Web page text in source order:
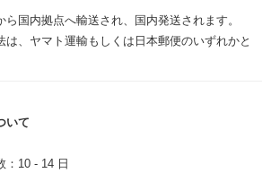
ら国内拠点へ輸送され、国内発送されます。
は、ヤマト運輸もしくは日本郵便のいずれかと
いて
：10 - 14 日